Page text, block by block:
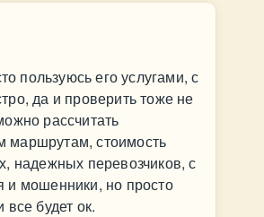
пользуюсь его услугами, с
да и проверить тоже не
рассчитать
маршрутам, стоимость
надежных перевозчиков, с
и мошенники, но просто
будет ок.